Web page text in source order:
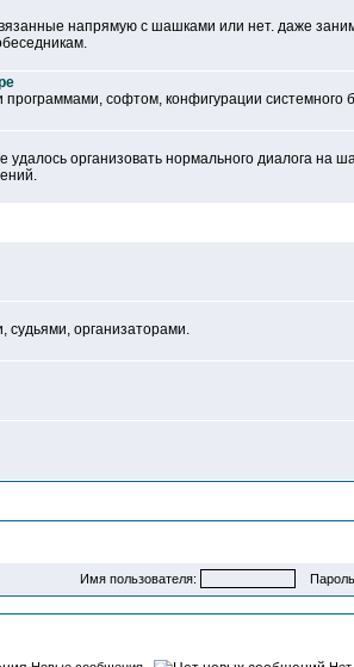
напрямую с шашками или нет. даже
программами, софтом, конфигурации системного
удалось организовать нормального диалога на
судьями, организаторами.
Имя пользователя: